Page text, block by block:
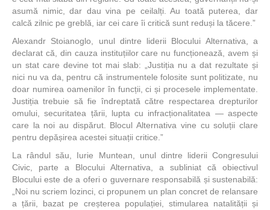
asumă nimic, dar dau vina pe ceilalți. Au toată puterea, dar
calcă zilnic pe greblă, iar cei care îi critică sunt reduși la tăcere.”
Alexandr Stoianoglo, unul dintre liderii Blocului Alternativa, a
declarat că, din cauza instituțiilor care nu funcționează, avem și
un stat care devine tot mai slab: „Justiția nu a dat rezultate și
nici nu va da, pentru că instrumentele folosite sunt politizate, nu
doar numirea oamenilor în funcții, ci și procesele implementate.
Justiția trebuie să fie îndreptată către respectarea drepturilor
omului, securitatea țării, lupta cu infracționalitatea — aspecte
care la noi au dispărut. Blocul Alternativa vine cu soluții clare
pentru depășirea acestei situații critice.”
La rândul său, Iurie Muntean, unul dintre liderii Congresului
Civic, parte a Blocului Alternativa, a subliniat că obiectivul
Blocului este de a oferi o guvernare responsabilă și sustenabilă:
„Noi nu scriem lozinci, ci propunem un plan concret de relansare
a țării, bazat pe creșterea populației, stimularea natalității și